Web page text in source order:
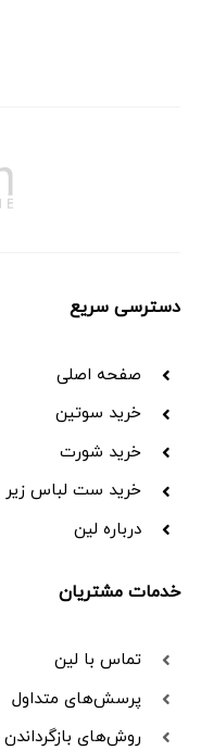
دسترسی سریع
صفحه اصلی
خرید سوتین
خرید شورت
خرید ست لباس زیر
درباره لین
خدمات مشتریان
تماس با لین
پرسش‌های متداول
روش‌های بازگرداندن